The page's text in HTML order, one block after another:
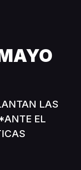
LAS
EL